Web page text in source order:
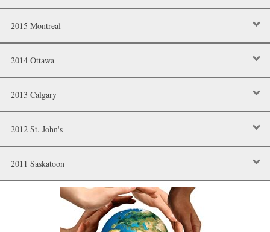
2015 Montreal
2014 Ottawa
2013 Calgary
2012 St. John's
2011 Saskatoon